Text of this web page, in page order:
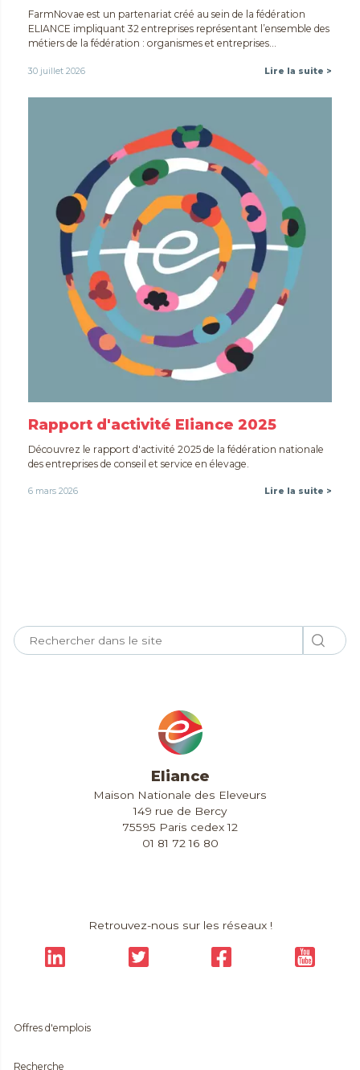
FarmNovae est un partenariat créé au sein de la fédération
ELIANCE impliquant 32 entreprises représentant l’ensemble des
métiers de la fédération : organismes et entreprises...
30 juillet 2026 Lire la suite >
Rapport d'activité Eliance 2025
Découvrez le rapport d'activité 2025 de la fédération nationale
des entreprises de conseil et service en élevage.
6 mars 2026 Lire la suite >
Eliance
Maison Nationale des Eleveurs
149 rue de Bercy
75595 Paris cedex 12
01 81 72 16 80
Retrouvez-nous sur les réseaux !
Offres d'emplois
Recherche